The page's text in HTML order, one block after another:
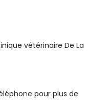
vétérinaire De La
pour plus de